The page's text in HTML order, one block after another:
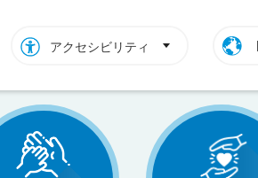
アクセシビリティ